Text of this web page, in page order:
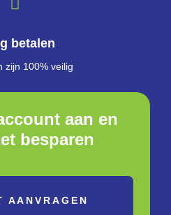
betalen
zijn 100% veilig
aan en
besparen
AANVRAGEN